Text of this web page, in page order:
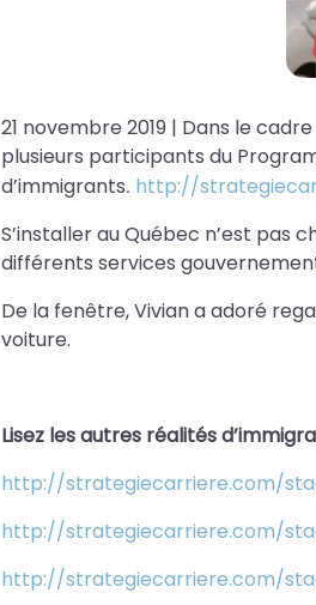
21 novembre 2019 | Dans le cadre
plusieurs participants du
d’immigrants. http://
S’installer au Québec n’est pas
différents services
De la fenêtre, Vivian a adoré
voiture.
Lisez les autres réalités
http://strategiecarriere.com/
http://strategiecarriere.com/
http://strategiecarriere.com/